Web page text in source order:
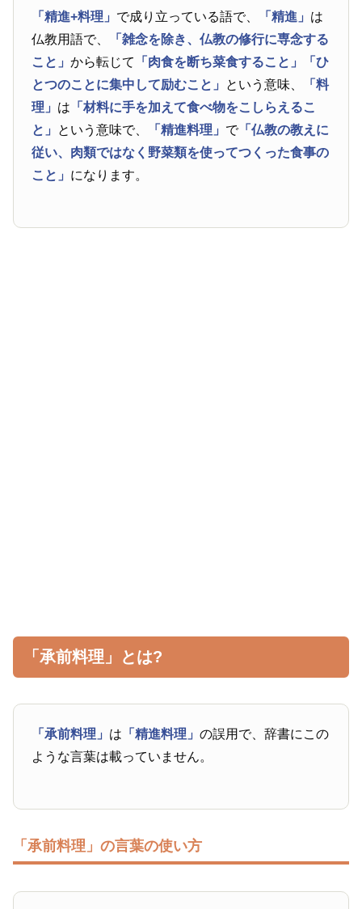
「精進+料理」 で成り立っている語で、 「精進」 は
仏教用語で、
「雑念を除き、仏教の修行に専念する
こと」から転じて 「肉食を断ち菜食すること」
「ひ
とつのことに集中して励むこと」 という意味、
「料
理」 は 「材料に手を加えて食べ物をこしらえるこ
と」 という意味で、 「精進料理」 で「仏教の教えに
従い、肉類ではなく野菜類を使ってつくった食事の
こと」 になります。
「承前料理」とは?
「承前料理」 は 「精進料理」の誤用で、辞書にこの
ような言葉は載っていません。
「承前料理」の言葉の使い方